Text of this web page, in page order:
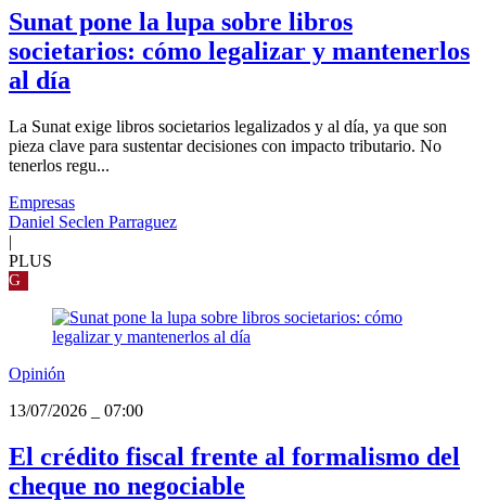
Sunat pone la lupa sobre libros
societarios: cómo legalizar y mantenerlos
al día
La Sunat exige libros societarios legalizados y al día, ya que son
pieza clave para sustentar decisiones con impacto tributario. No
tenerlos regu...
Empresas
Daniel Seclen Parraguez
|
PLUS
G
Opinión
13/07/2026
07:00
El crédito fiscal frente al formalismo del
cheque no negociable